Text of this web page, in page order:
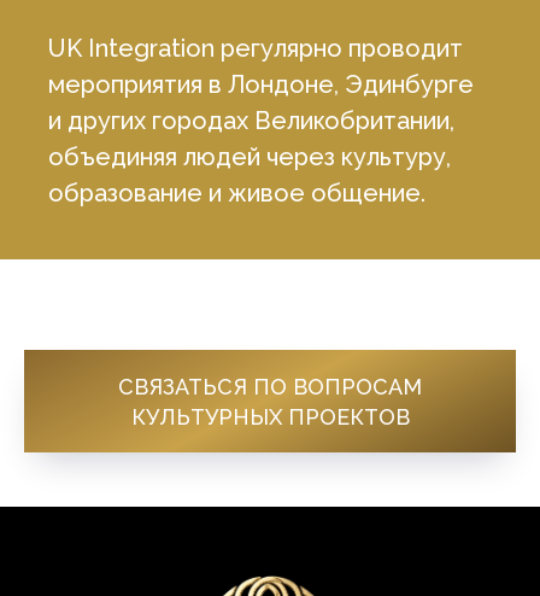
UK Integration регулярно проводит
мероприятия в Лондоне, Эдинбурге
и других городах Великобритании,
объединяя людей через культуру,
образование и живое общение.
СВЯЗАТЬСЯ ПО ВОПРОСАМ
КУЛЬТУРНЫХ ПРОЕКТОВ